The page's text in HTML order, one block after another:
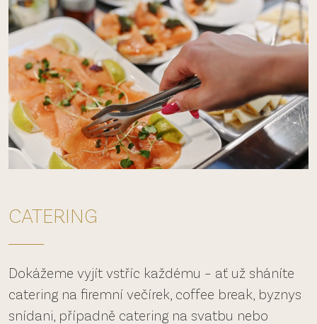
CATERING
Dokážeme vyjít vstříc každému – ať už sháníte
catering na firemní večírek, coffee break, byznys
snídani, případně catering na svatbu nebo